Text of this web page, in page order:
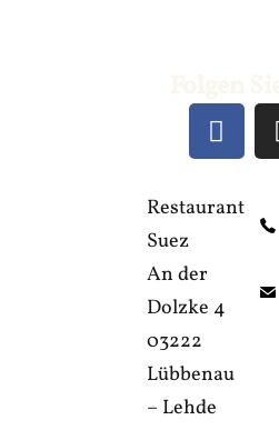
F
a
c
e
k
Restaurant
Suez
An der
Dolzke 4
03222
Lübbenau
– Lehde